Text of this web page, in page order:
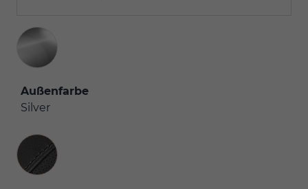
Außenfarbe
Silver
Innenausstattung